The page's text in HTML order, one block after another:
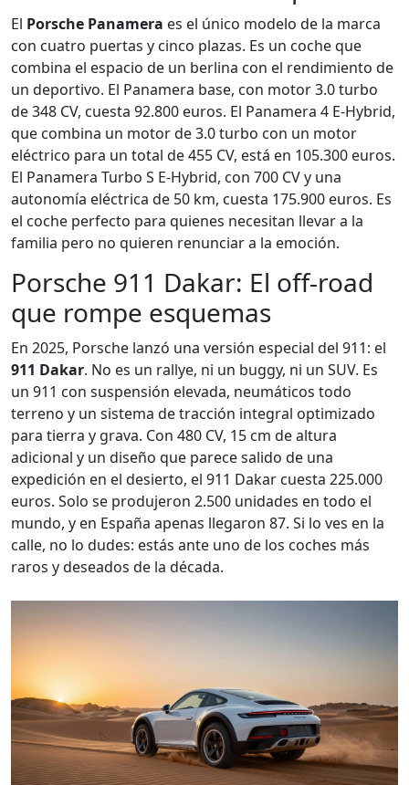
El Porsche Panamera es el único modelo de la marca
con cuatro puertas y cinco plazas. Es un coche que
combina el espacio de un berlina con el rendimiento de
un deportivo. El Panamera base, con motor 3.0 turbo
de 348 CV, cuesta 92.800 euros. El Panamera 4 E-Hybrid,
que combina un motor de 3.0 turbo con un motor
eléctrico para un total de 455 CV, está en 105.300 euros.
El Panamera Turbo S E-Hybrid, con 700 CV y una
autonomía eléctrica de 50 km, cuesta 175.900 euros. Es
el coche perfecto para quienes necesitan llevar a la
familia pero no quieren renunciar a la emoción.
Porsche 911 Dakar: El off-road
que rompe esquemas
En 2025, Porsche lanzó una versión especial del 911: el
911 Dakar. No es un rallye, ni un buggy, ni un SUV. Es
un 911 con suspensión elevada, neumáticos todo
terreno y un sistema de tracción integral optimizado
para tierra y grava. Con 480 CV, 15 cm de altura
adicional y un diseño que parece salido de una
expedición en el desierto, el 911 Dakar cuesta 225.000
euros. Solo se produjeron 2.500 unidades en todo el
mundo, y en España apenas llegaron 87. Si lo ves en la
calle, no lo dudes: estás ante uno de los coches más
raros y deseados de la década.